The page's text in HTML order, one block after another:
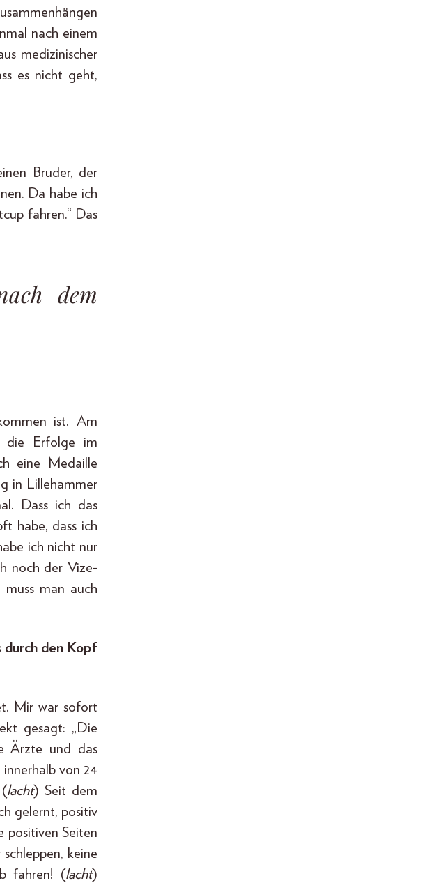
nach einem
medizinischer
es nicht geht,
Bruder, der
Da habe ich
fahren.“ Das
dem
ist. Am
die Erfolge im
eine Medaille
in Lillehammer
Dass ich das
habe, dass ich
ich nicht nur
noch der Vize-
man auch
durch den Kopf
Mir war sofort
gesagt: „Die
Ärzte und das
von 24
(lacht) Seit dem
gelernt, positiv
positiven Seiten
keine
fahren! (lacht)